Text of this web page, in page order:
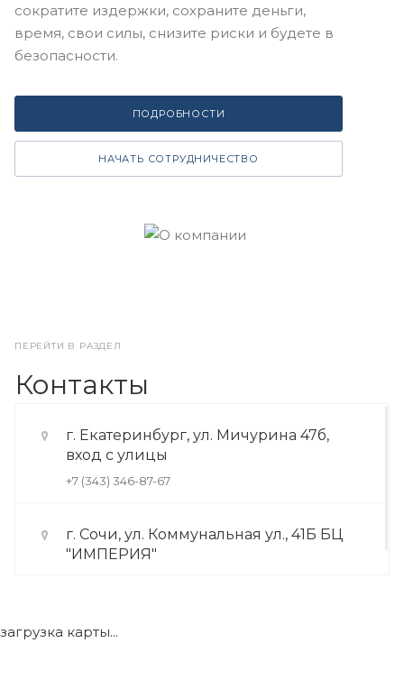
сократите издержки, сохраните деньги,
время, свои силы, снизите риски и будете в
безопасности.
ПОДРОБНОСТИ
НАЧАТЬ СОТРУДНИЧЕСТВО
ПЕРЕЙТИ В РАЗДЕЛ
Контакты
г. Екатеринбург, ул. Мичурина 47б,
вход с улицы
+7 (343) 346-87-67
г. Сочи, ул. Коммунальная ул., 41Б БЦ
"ИМПЕРИЯ"
загрузка карты...